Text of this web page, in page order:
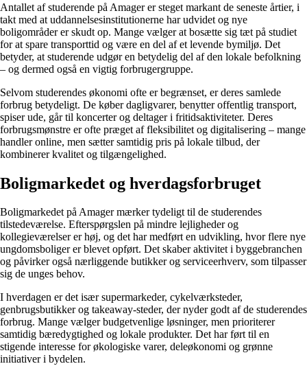
Antallet af studerende på Amager er steget markant de seneste årtier, i
takt med at uddannelsesinstitutionerne har udvidet og nye
boligområder er skudt op. Mange vælger at bosætte sig tæt på studiet
for at spare transporttid og være en del af et levende bymiljø. Det
betyder, at studerende udgør en betydelig del af den lokale befolkning
– og dermed også en vigtig forbrugergruppe.
Selvom studerendes økonomi ofte er begrænset, er deres samlede
forbrug betydeligt. De køber dagligvarer, benytter offentlig transport,
spiser ude, går til koncerter og deltager i fritidsaktiviteter. Deres
forbrugsmønstre er ofte præget af fleksibilitet og digitalisering – mange
handler online, men sætter samtidig pris på lokale tilbud, der
kombinerer kvalitet og tilgængelighed.
Boligmarkedet og hverdagsforbruget
Boligmarkedet på Amager mærker tydeligt til de studerendes
tilstedeværelse. Efterspørgslen på mindre lejligheder og
kollegieværelser er høj, og det har medført en udvikling, hvor flere nye
ungdomsboliger er blevet opført. Det skaber aktivitet i byggebranchen
og påvirker også nærliggende butikker og serviceerhverv, som tilpasser
sig de unges behov.
I hverdagen er det især supermarkeder, cykelværksteder,
genbrugsbutikker og takeaway-steder, der nyder godt af de studerendes
forbrug. Mange vælger budgetvenlige løsninger, men prioriterer
samtidig bæredygtighed og lokale produkter. Det har ført til en
stigende interesse for økologiske varer, deleøkonomi og grønne
initiativer i bydelen.